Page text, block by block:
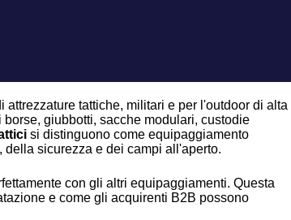
Ukrainian
Finnish
Korean
Swedish
Indonesian
tattiche, militari e per l'outdoor di alta
giubbotti, sacche modulari, custodie
si distinguono come equipaggiamento
sicurezza e dei campi all'aperto.
con gli altri equipaggiamenti. Questa
e come gli acquirenti B2B possono